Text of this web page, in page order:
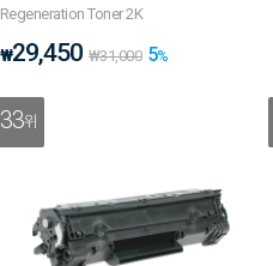
Regeneration Toner 2K
₩29,450 ₩31,000 5%
33위